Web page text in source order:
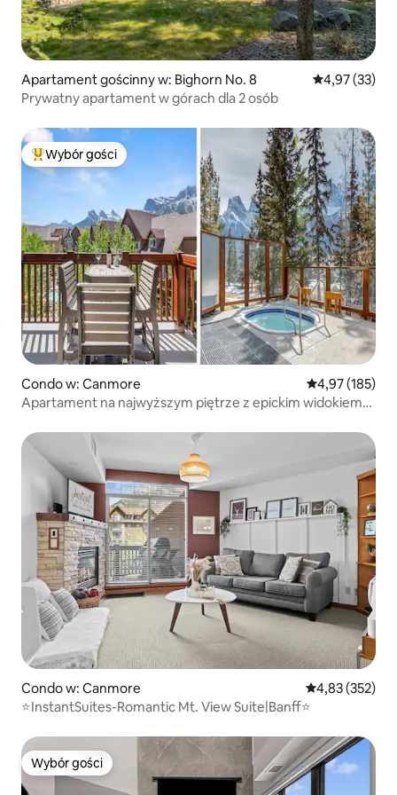
Apartament gościnny w: Bighorn No. 8 Średnia
4,97 (33)
Prywatny apartament w górach dla 2 osób
Najpopularniejsze z kategorii Wybór gości
Wybór gości
Condo w: Canmore Średnia
4,97 (185)
Apartament na najwyższym piętrze z epickim widokiem
Condo w: Canmore Średnia
4,83 (352)
⭐️InstantSuites-Romantic Mt. View Suite|Banff⭐️
Wybór gości
Wybór gości